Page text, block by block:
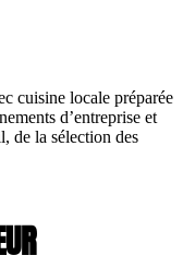
cuisine locale préparée
d’entreprise et
de la sélection des